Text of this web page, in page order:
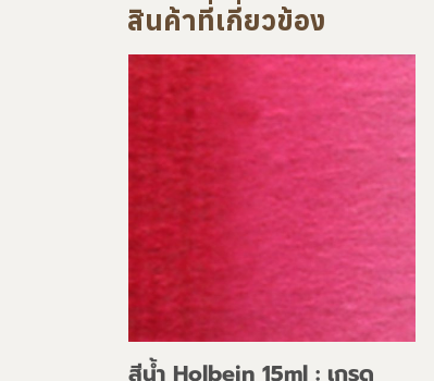
สินค้าที่เกี่ยวข้อง
สีน้ำ Holbein 15ml : เกรด